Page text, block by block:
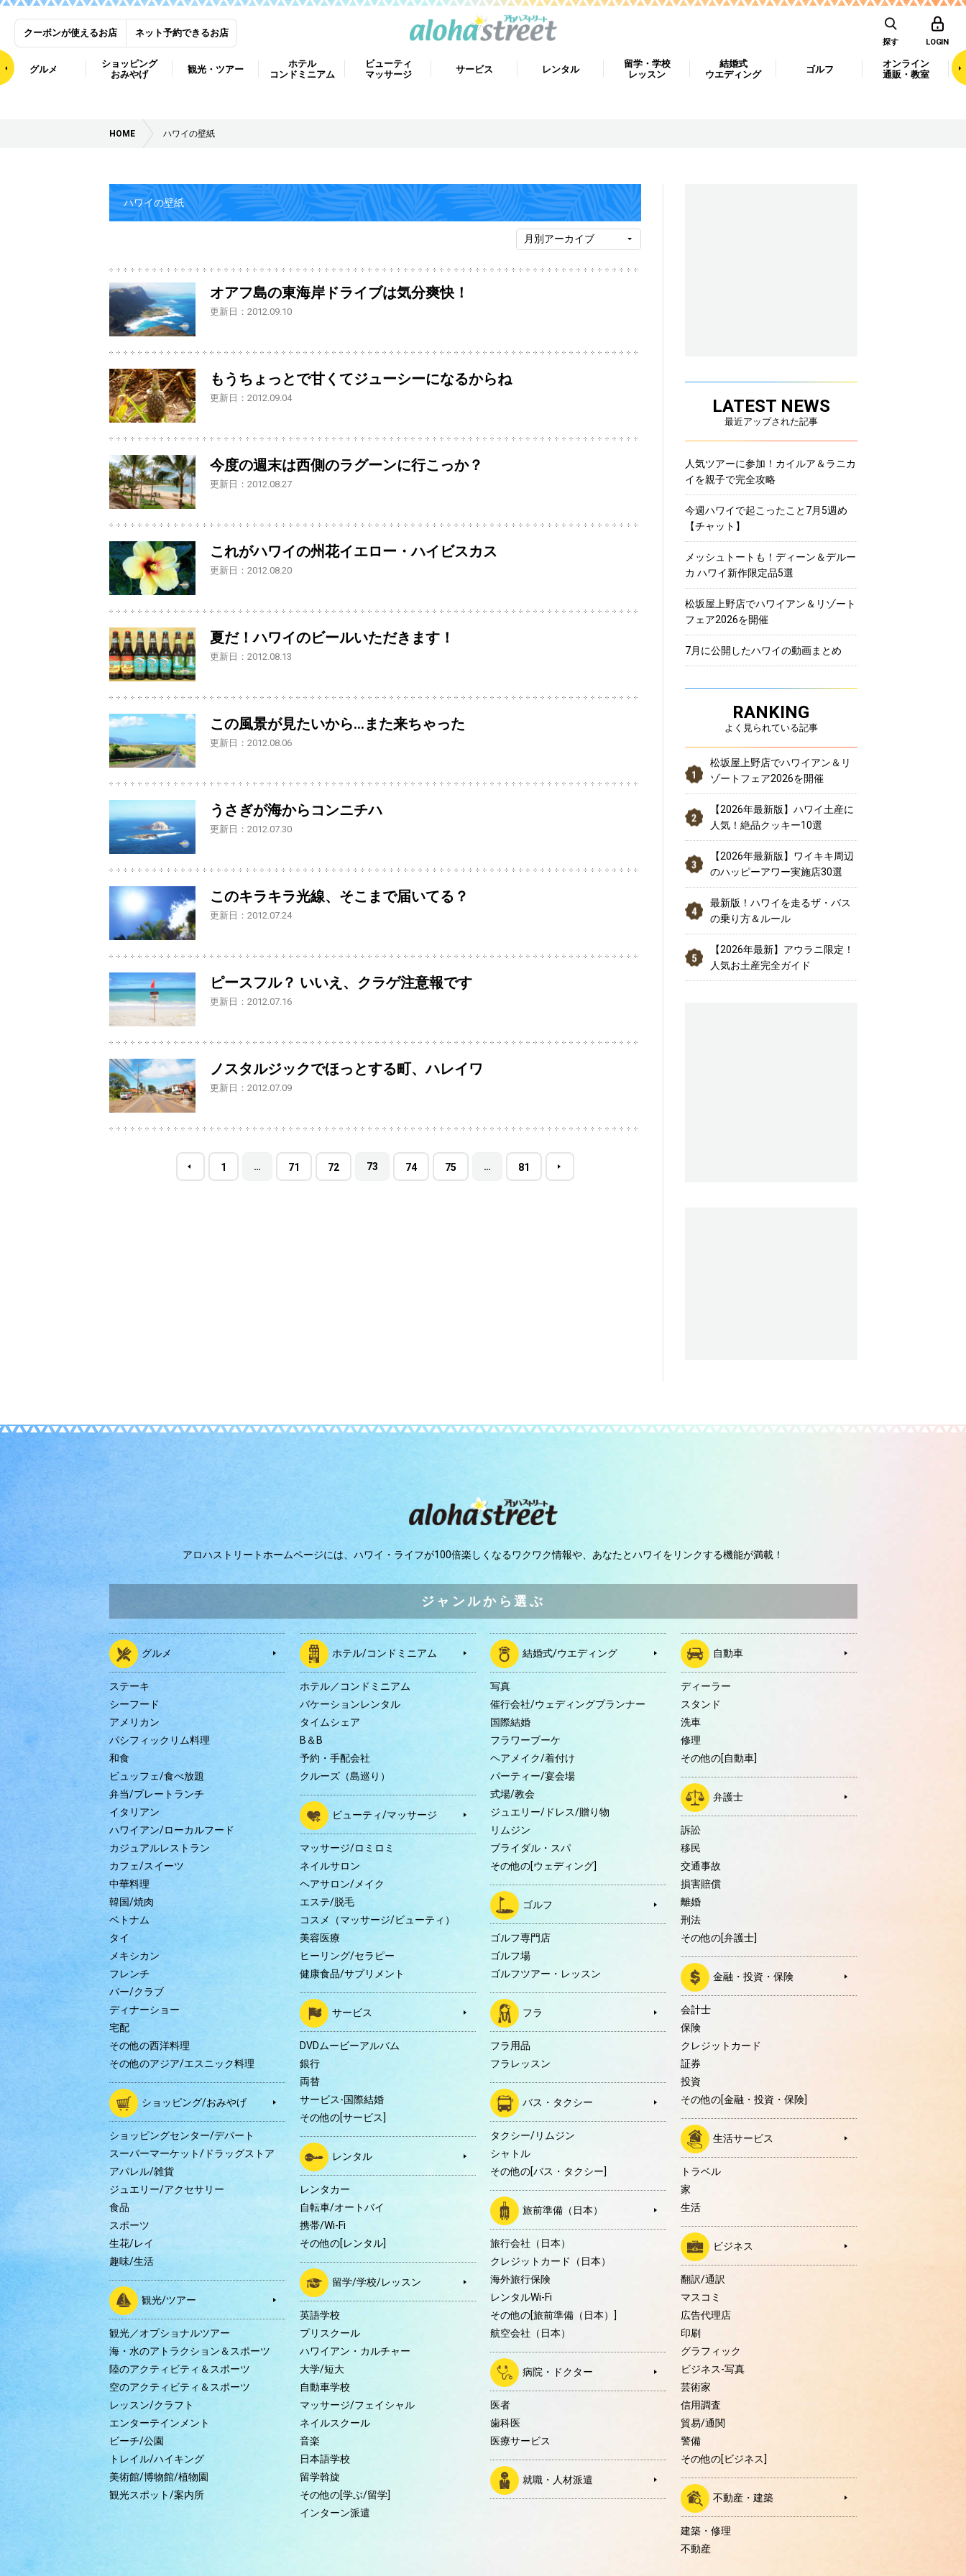
クーポンが使えるお店 ネット予約できるお店
探す LOGIN
グルメ
ショッピング
おみやげ
観光・ツアー
ホテル
コンドミニアム
ビューティ
マッサージ
サービス レンタル
留学・学校
レッスン
結婚式
ウエディング
ゴルフ
オンライン
通販・教室
HOME ハワイの壁紙
ハワイの壁紙
オアフ島の東海岸ドライブは気分爽快！
更新日：2012.09.10
もうちょっとで甘くてジューシーになるからね
更新日：2012.09.04
今度の週末は西側のラグーンに行こっか？
更新日：2012.08.27
これがハワイの州花イエロー・ハイビスカス
更新日：2012.08.20
夏だ！ハワイのビールいただきます！
更新日：2012.08.13
この風景が見たいから…また来ちゃった
更新日：2012.08.06
うさぎが海からコンニチハ
更新日：2012.07.30
このキラキラ光線、そこまで届いてる？
更新日：2012.07.24
ピースフル？ いいえ、クラゲ注意報です
更新日：2012.07.16
ノスタルジックでほっとする町、ハレイワ
更新日：2012.07.09
1 … 71 72 73 74 75 … 81
LATEST NEWS
最近アップされた記事
人気ツアーに参加！カイルア＆ラニカ
イを親子で完全攻略
今週ハワイで起こったこと7月5週め
【チャット】
メッシュトートも！ディーン＆デルー
カ ハワイ新作限定品5選
松坂屋上野店でハワイアン＆リゾート
フェア2026を開催
7月に公開したハワイの動画まとめ
RANKING
よく見られている記事
松坂屋上野店でハワイアン＆リ
ゾートフェア2026を開催
【2026年最新版】ハワイ土産に
人気！絶品クッキー10選
【2026年最新版】ワイキキ周辺
のハッピーアワー実施店30選
最新版！ハワイを走るザ・バス
の乗り方＆ルール
【2026年最新】アウラニ限定！
人気お土産完全ガイド
アロハストリートホームページには、 ハワイ・ライフが100倍楽しくなるワクワク情報や、 あなたとハワイをリンクする機能が満載！
ジャンルから選ぶ
グルメ
ステーキ
シーフード
アメリカン
パシフィックリム料理
和食
ビュッフェ/食べ放題
弁当/プレートランチ
イタリアン
ハワイアン/ローカルフード
カジュアルレストラン
カフェ/スイーツ
中華料理
韓国/焼肉
ベトナム
タイ
メキシカン
フレンチ
バー/クラブ
ディナーショー
宅配
その他の西洋料理
その他のアジア/エスニック料理
ショッピング/おみやげ
ショッピングセンター/デパート
スーパーマーケット/ドラッグストア
アパレル/雑貨
ジュエリー/アクセサリー
食品
スポーツ
生花/レイ
趣味/生活
観光/ツアー
観光／オプショナルツアー
海・水のアトラクション＆スポーツ
陸のアクティビティ＆スポーツ
空のアクティビティ＆スポーツ
レッスン/クラフト
エンターテインメント
ビーチ/公園
トレイル/ハイキング
美術館/博物館/植物園
観光スポット/案内所
ホテル/コンドミニアム
ホテル／コンドミニアム
バケーションレンタル
タイムシェア
B＆B
予約・手配会社
クルーズ（島巡り）
ビューティ/マッサージ
マッサージ/ロミロミ
ネイルサロン
ヘアサロン/メイク
エステ/脱毛
コスメ（マッサージ/ビューティ）
美容医療
ヒーリング/セラピー
健康食品/サプリメント
サービス
DVDムービーアルバム
銀行
両替
サービス-国際結婚
その他の[サービス]
レンタル
レンタカー
自転車/オートバイ
携帯/Wi-Fi
その他の[レンタル]
留学/学校/レッスン
英語学校
プリスクール
ハワイアン・カルチャー
大学/短大
自動車学校
マッサージ/フェイシャル
ネイルスクール
音楽
日本語学校
留学斡旋
その他の[学ぶ/留学]
インターン派遣
結婚式/ウエディング
写真
催行会社/ウェディングプランナー
国際結婚
フラワーブーケ
ヘアメイク/着付け
パーティー/宴会場
式場/教会
ジュエリー/ドレス/贈り物
リムジン
ブライダル・スパ
その他の[ウェディング]
ゴルフ
ゴルフ専門店
ゴルフ場
ゴルフツアー・レッスン
フラ
フラ用品
フラレッスン
バス・タクシー
タクシー/リムジン
シャトル
その他の[バス・タクシー]
旅前準備（日本）
旅行会社（日本）
クレジットカード（日本）
海外旅行保険
レンタルWi-Fi
その他の[旅前準備（日本）]
航空会社（日本）
病院・ドクター
医者
歯科医
医療サービス
就職・人材派遣
自動車
ディーラー
スタンド
洗車
修理
その他の[自動車]
弁護士
訴訟
移民
交通事故
損害賠償
離婚
刑法
その他の[弁護士]
金融・投資・保険
会計士
保険
クレジットカード
証券
投資
その他の[金融・投資・保険]
生活サービス
トラベル
家
生活
ビジネス
翻訳/通訳
マスコミ
広告代理店
印刷
グラフィック
ビジネス-写真
芸術家
信用調査
貿易/通関
警備
その他の[ビジネス]
不動産・建築
建築・修理
不動産